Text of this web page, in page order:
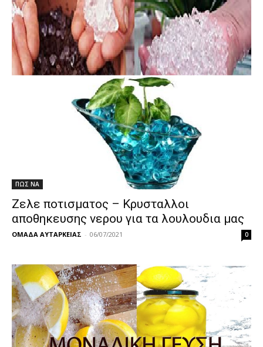
ΠΩΣ ΝΑ
Ζελε ποτισματος – Κρυσταλλοι
αποθηκευσης νερου για τα λουλουδια μας
ΟΜΑΔΑ ΑΥΤΑΡΚΕΙΑΣ - 06/07/2021 0